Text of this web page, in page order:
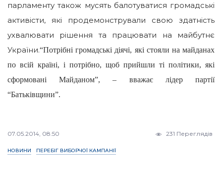
парламенту також мусять балотуватися громадські
активісти, які продемонстрували свою здатність
ухвалювати рішення та працювати на майбутнє
України.“Потрібні громадські діячі, які стояли на майданах
по всій країні, і потрібно, щоб прийшли ті політики, які
сформовані Майданом”, – вважає лідер партії
“Батьківщини”.
07.05.2014, 08:50 231 Переглядів
НОВИНИ ПЕРЕБІГ ВИБОРЧОЇ КАМПАНІЇ